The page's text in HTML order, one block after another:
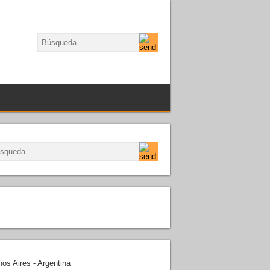
Aires - Argentina